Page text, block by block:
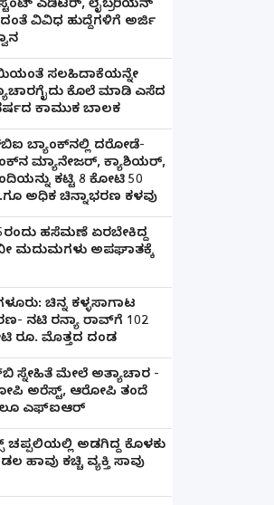
ಎಡಿಟರ್, ಲೈಬ್ರರಿಯನ್
ವಿವಿಧ ಹುದ್ದೆಗಳಿಗೆ ಅರ್ಜಿ
ಸಲಹಿದಾಕೆಯನ್ನೇ
ಕೊಲೆ ಮಾಡಿ ಎಸೆದ
ಕಾಮುಕ ಬಾಲಕ
ಬ್ಯಾಂಕ್‌ನಲ್ಲಿ‌ ದರೋಡೆ-
ಮ್ಯಾನೇಜರ್‌, ಕ್ಯಾಶಿಯರ್‌,
ಕಟ್ಟಿ 8 ಕೋಟಿ 50
ಅಧಿಕ ಚಿನ್ನಾಭರಣ ಕಳವು
ಹಸೆಮಣೆ ಏರಬೇಕಿದ್ದ
ಮದುಮಗಳು ಅಪಘಾತಕ್ಕೆ
ಚಿನ್ನ ಕಳ್ಳಸಾಗಾಟ
ನಟಿ ರನ್ಯಾ ರಾವ್‌ಗೆ 102
ರೂ. ಮೊತ್ತದ ದಂಡ
ಸ್ನೇಹಿತೆ ಮೇಲೆ ಅತ್ಯಾಚಾರ -
ಅರೆಸ್ಟ್, ಆರೋಪಿ ತಂದೆ
ಎಫ್ಐಆರ್
ಚಪ್ಪಲಿಯಲ್ಲಿ ಅಡಗಿದ್ದ ಕೊಳಕು
ಹಾವು ಕಚ್ಚಿ ವ್ಯಕ್ತಿ ಸಾವು